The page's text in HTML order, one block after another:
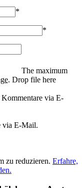
*
*
The maximum
. Drop file here
via E-
via E-Mail.
zu reduzieren. Erfahre,